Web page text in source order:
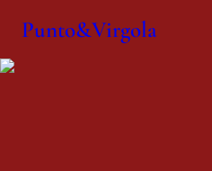
Punto&Virgola